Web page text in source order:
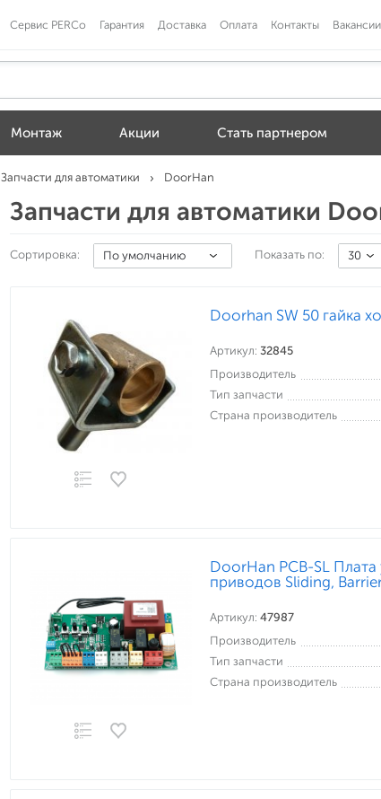
Сервис PERCo Гарантия Доставка Оплата Контакты Вакансии
Монтаж Акции Стать партнером
Запчасти для автоматики DoorHan
Запчасти для автоматики
Сортировка: По умолчанию Показать по: 30
Doorhan SW 50 гайка
Артикул: 32845
Производитель
Тип запчасти
Страна производитель
DoorHan PCB-SL Плата
приводов Sliding,
Артикул: 47987
Производитель
Тип запчасти
Страна производитель